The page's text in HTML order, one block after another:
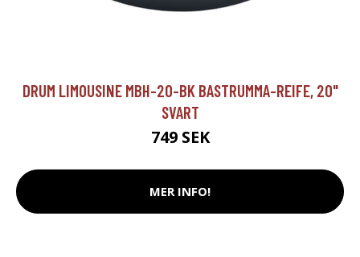
DRUM LIMOUSINE MBH-20-BK BASTRUMMA-REIFE, 20"
SVART
749 SEK
MER INFO!